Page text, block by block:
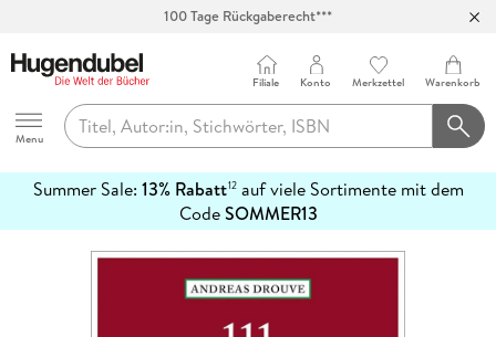
100 Tage Rückgaberecht***
Hugendubel
Menu
Filiale Konto Merkzettel Warenkorb
Summer Sale: 13% Rabatt12auf viele Sortimente mit dem
CodeSOMMER13
erfahren